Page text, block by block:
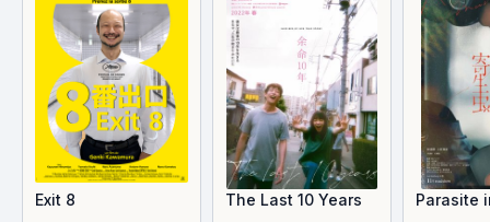
Exit 8 The Last 10 Years Parasite